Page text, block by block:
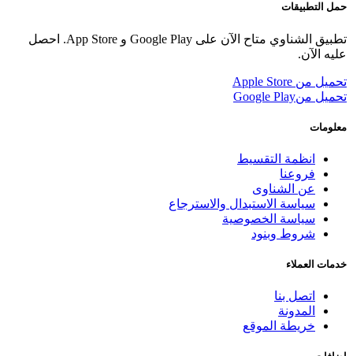
حمل التطبيقات
تطبيق الشناوي متاح الآن على Google Play و App Store. احصل
عليه الآن.
تحميل من Apple Store
تحميل منGoogle Play
معلومات
انظمة التقسيط
فروعنا
عن الشناوى
سياسة الاستبدال والاسترجاع
سياسة الخصوصية
شروط وبنود
خدمات العملاء
اتصل بنا
المدونة
خريطة الموقع